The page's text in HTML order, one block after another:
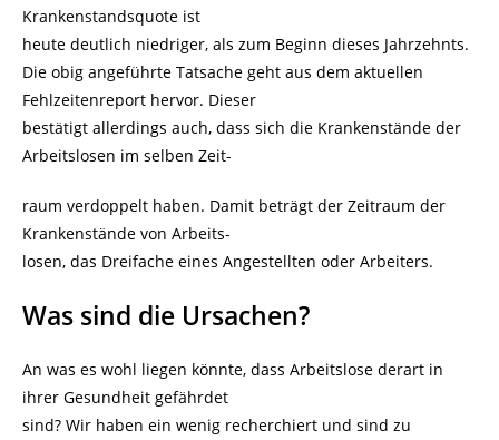
Krankenstandsquote ist
heute deutlich niedriger, als zum Beginn dieses Jahrzehnts.
Die obig angeführte Tatsache geht aus dem aktuellen
Fehlzeitenreport hervor. Dieser
bestätigt allerdings auch, dass sich die Krankenstände der
Arbeitslosen im selben Zeit-
raum verdoppelt haben. Damit beträgt der Zeitraum der
Krankenstände von Arbeits-
losen, das Dreifache eines Angestellten oder Arbeiters.
Was sind die Ursachen?
An was es wohl liegen könnte, dass Arbeitslose derart in
ihrer Gesundheit gefährdet
sind? Wir haben ein wenig recherchiert und sind zu